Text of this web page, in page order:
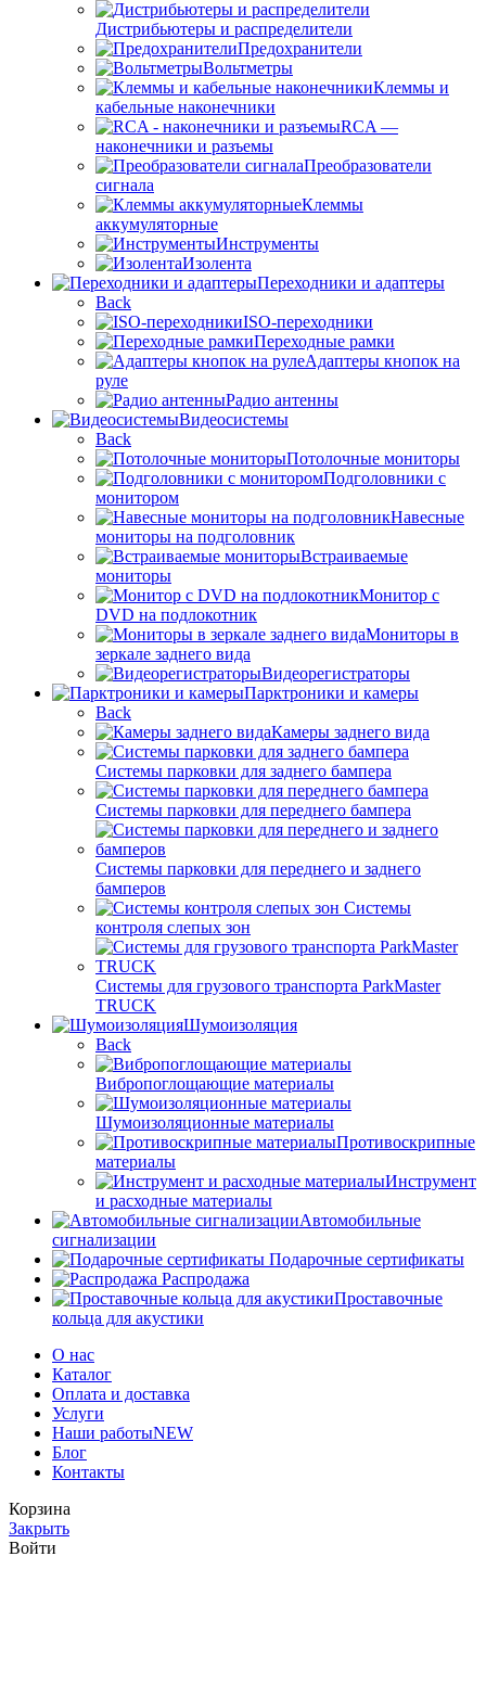
Дистрибьютеры и распределители
Предохранители
Вольтметры
Клеммы и
кабельные наконечники
RCA —
наконечники и разъемы
Преобразователи
сигнала
Клеммы
аккумуляторные
Инструменты
Изолента
Переходники и адаптеры
Back
ISO-переходники
Переходные рамки
Адаптеры кнопок на
руле
Радио антенны
Видеосистемы
Back
Потолочные мониторы
Подголовники с
монитором
Навесные
мониторы на подголовник
Встраиваемые
мониторы
Монитор с
DVD на подлокотник
Мониторы в
зеркале заднего вида
Видеорегистраторы
Парктроники и камеры
Back
Камеры заднего вида
Системы парковки для заднего бампера
Системы парковки для переднего бампера
Системы парковки для переднего и заднего
бамперов
Системы
контроля слепых зон
Системы для грузового транспорта ParkMaster
TRUCK
Шумоизоляция
Back
Вибропоглощающие материалы
Шумоизоляционные материалы
Противоскрипные
материалы
Инструмент
и расходные материалы
Автомобильные
сигнализации
Подарочные сертификаты
Распродажа
Проставочные
кольца для акустики
О нас
Каталог
Оплата и доставка
Услуги
Наши работыNEW
Блог
Контакты
Корзина
Закрыть
Войти